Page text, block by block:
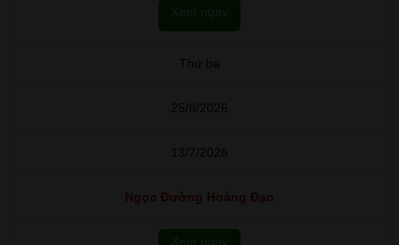
Xem ngay
Thứ ba
25/8/2026
13/7/2026
Ngọc Đường Hoàng Đạo
Xem ngay